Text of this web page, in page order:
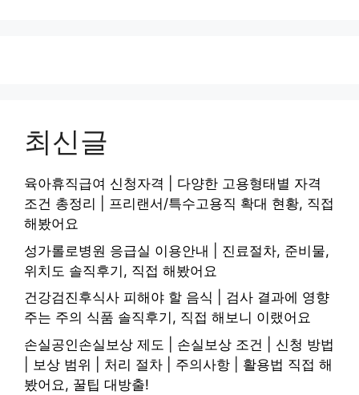
최신글
육아휴직급여 신청자격 | 다양한 고용형태별 자격
조건 총정리 | 프리랜서/특수고용직 확대 현황, 직접
해봤어요
성가롤로병원 응급실 이용안내 | 진료절차, 준비물,
위치도 솔직후기, 직접 해봤어요
건강검진후식사 피해야 할 음식 | 검사 결과에 영향
주는 주의 식품 솔직후기, 직접 해보니 이랬어요
손실공인손실보상 제도 | 손실보상 조건 | 신청 방법
| 보상 범위 | 처리 절차 | 주의사항 | 활용법 직접 해
봤어요, 꿀팁 대방출!